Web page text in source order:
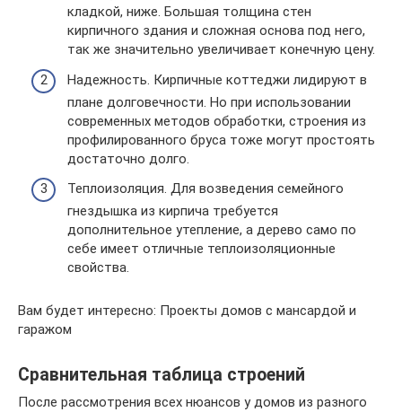
кладкой, ниже. Большая толщина стен
кирпичного здания и сложная основа под него,
так же значительно увеличивает конечную цену.
Надежность. Кирпичные коттеджи лидируют в
плане долговечности. Но при использовании
современных методов обработки, строения из
профилированного бруса тоже могут простоять
достаточно долго.
Теплоизоляция. Для возведения семейного
гнездышка из кирпича требуется
дополнительное утепление, а дерево само по
себе имеет отличные теплоизоляционные
свойства.
Вам будет интересно: Проекты домов с мансардой и
гаражом
Сравнительная таблица строений
После рассмотрения всех нюансов у домов из разного